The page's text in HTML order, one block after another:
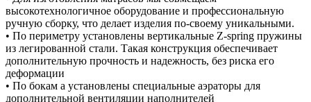
высокотехнологичное оборудование и профессиональную
ручную сборку, что делает изделия по-своему уникальными.
• По периметру установлены вертикальные Z-spring пружины
из легированной стали. Такая конструкция обеспечивает
дополнительную прочность и надежность, без риска его
деформации
• По бокам а установлены специальные аэраторы для
дополнительной вентиляции наполнителей